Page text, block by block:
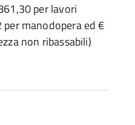
per lavori
manodopera ed €
non ribassabili)